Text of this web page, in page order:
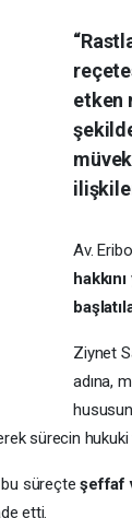
etken
Av.
Ziynet
adına,
sürecin hukuki
bu süreçteşeffaf
etti.